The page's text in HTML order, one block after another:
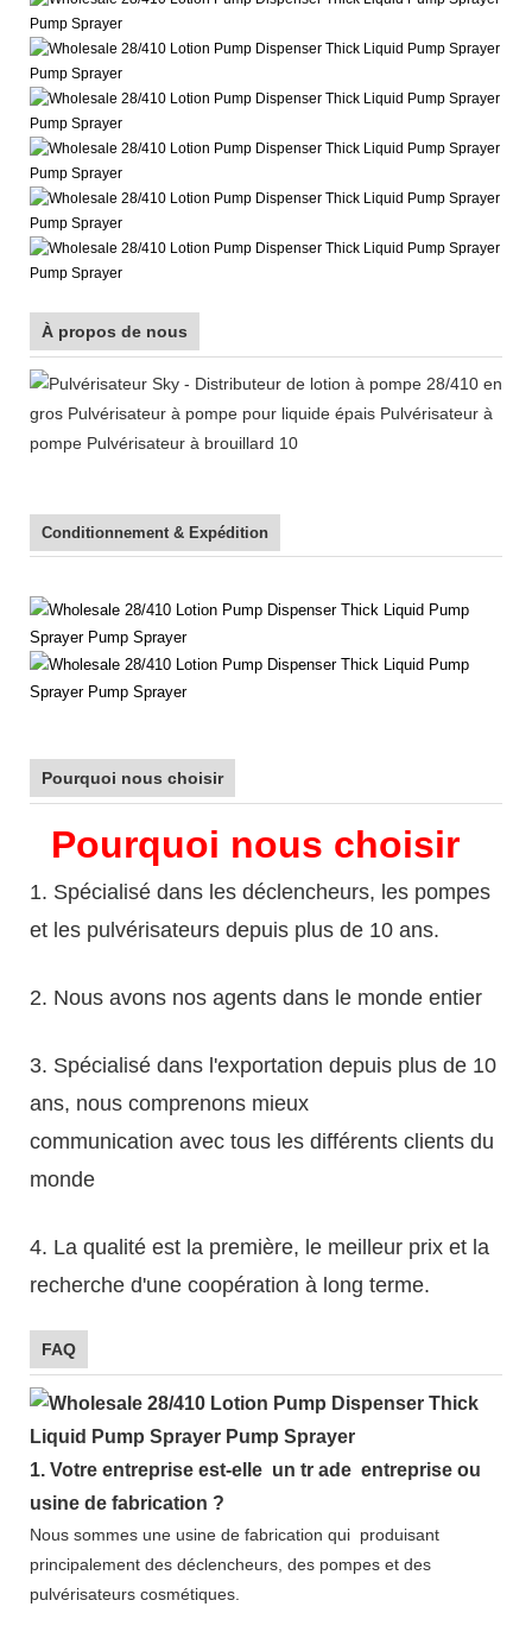
À propos de nous
Conditionnement & Expédition
Pourquoi nous choisir
Pourquoi nous choisir
1. Spécialisé dans les déclencheurs, les pompes
et les pulvérisateurs depuis plus de 10 ans.
2. Nous avons nos agents dans le monde entier
3. Spécialisé dans l'exportation depuis plus de 10
ans, nous comprenons mieux
communication avec tous les différents clients du
monde
4. La qualité est la première, le meilleur prix et la
recherche d'une coopération à long terme.
FAQ
1. Votre entreprise est-elle un tr ade entreprise ou
usine de fabrication ?
Nous sommes une usine de fabrication qui produisant
principalement des déclencheurs, des pompes et des
pulvérisateurs cosmétiques.